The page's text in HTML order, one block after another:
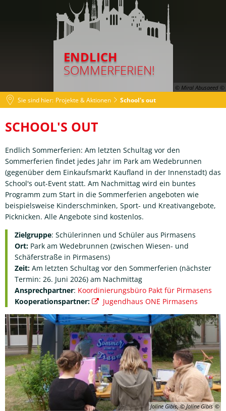
© Miral Abusaeed
ENDLICH
SOMMERFERIEN!
Sie sind hier: Projekte & Aktionen School's out
School's
out
SCHOOL'S OUT
Endlich Sommerferien: Am letzten Schultag vor den
Sommerferien findet jedes Jahr im Park am Wedebrunnen
(gegenüber dem Einkaufsmarkt Kaufland in der Innenstadt) das
School's out-Event statt. Am Nachmittag wird ein buntes
Programm zum Start in die Sommerferien angeboten wie
beispielsweise Kinderschminken, Sport- und Kreativangebote,
Picknicken. Alle Angebote sind kostenlos.
Zielgruppe: Schülerinnen und Schüler aus Pirmasens
Ort: Park am Wedebrunnen (zwischen Wiesen- und
Schäferstraße in Pirmasens)
Zeit: Am letzten Schultag vor den Sommerferien (nächster
Termin: 26. Juni 2026) am Nachmittag
Ansprechpartner: Koordinierungsbüro Pakt für Pirmasens
Kooperationspartner:
Jugendhaus ONE Pirmasens
Joline Gibis, © Joline Gibis